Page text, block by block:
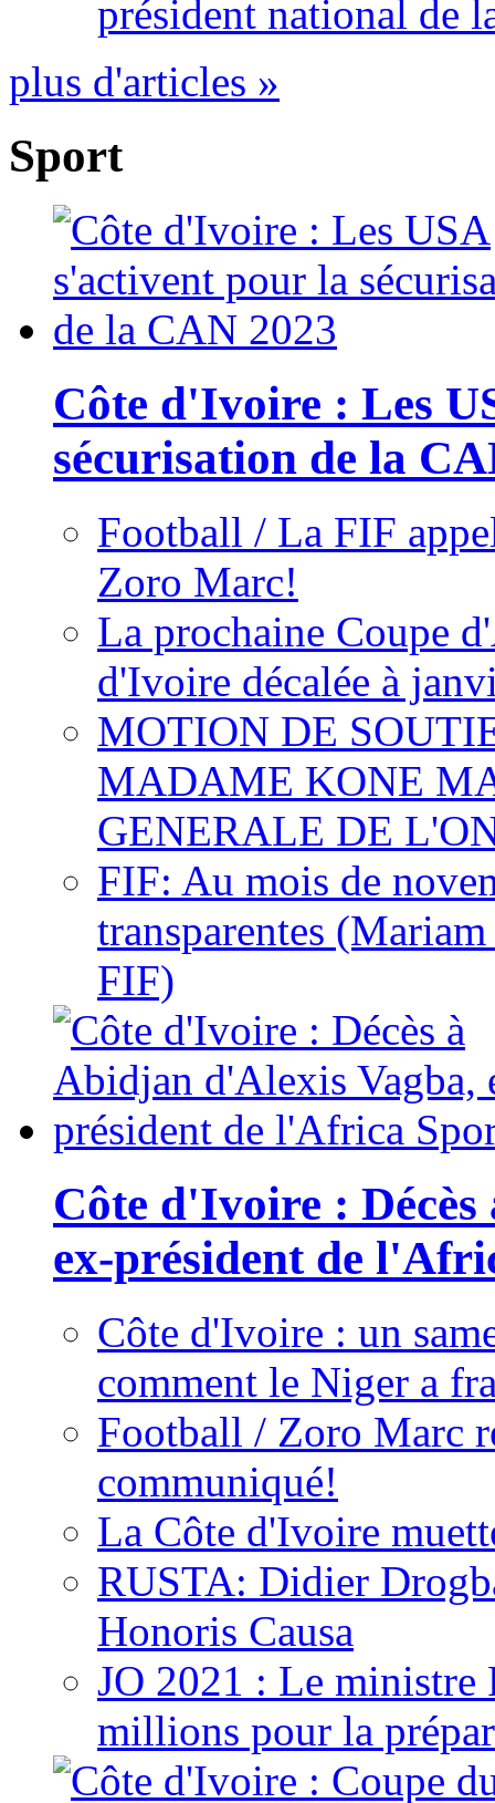
président national de
plus d'articles »
Sport
Côte d'Ivoire : Les
sécurisation de la
Football / La FIF
Zoro Marc!
La prochaine Coupe
d'Ivoire décalée à
MOTION DE
MADAME KONE
GENERALE DE
FIF: Au mois de
transparentes
FIF)
Côte d'Ivoire :
ex-président de
Côte d'Ivoire : un
comment le Niger a
Football / Zoro Marc
communiqué!
La Côte d'Ivoire
RUSTA: Didier
Honoris Causa
JO 2021 : Le ministre
millions pour la